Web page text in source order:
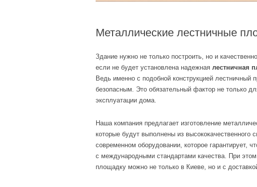
Металлические лестничные
Здание нужно не только построить, но и
если не будет установлена надежная лестничная
Ведь именно с подобной конструкцией
безопасным. Это обязательный фактор не только
эксплуатации дома.
Наша компания предлагает изготовление
которые будут выполнены из высококачественного
современном оборудовании, которое гарантирует,
с международными стандартами качества. При
площадку можно не только в Киеве, но и с